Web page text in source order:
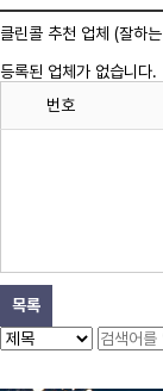
클린콜 추천 업체 (잘하는
등록된 업체가 없습니다.
번호
목록